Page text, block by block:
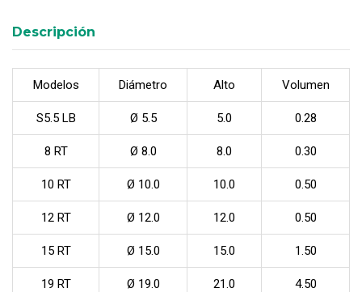
Descripción
Modelos Diámetro Alto Volumen
S5.5 LB Ø 5.5 5.0 0.28
8 RT Ø 8.0 8.0 0.30
10 RT Ø 10.0 10.0 0.50
12 RT Ø 12.0 12.0 0.50
15 RT Ø 15.0 15.0 1.50
19 RT Ø 19.0 21.0 4.50